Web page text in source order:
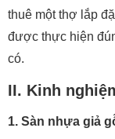
thuê một thợ lắp
được thực hiện
có.
II. Kinh
1. Sàn nhựa giả